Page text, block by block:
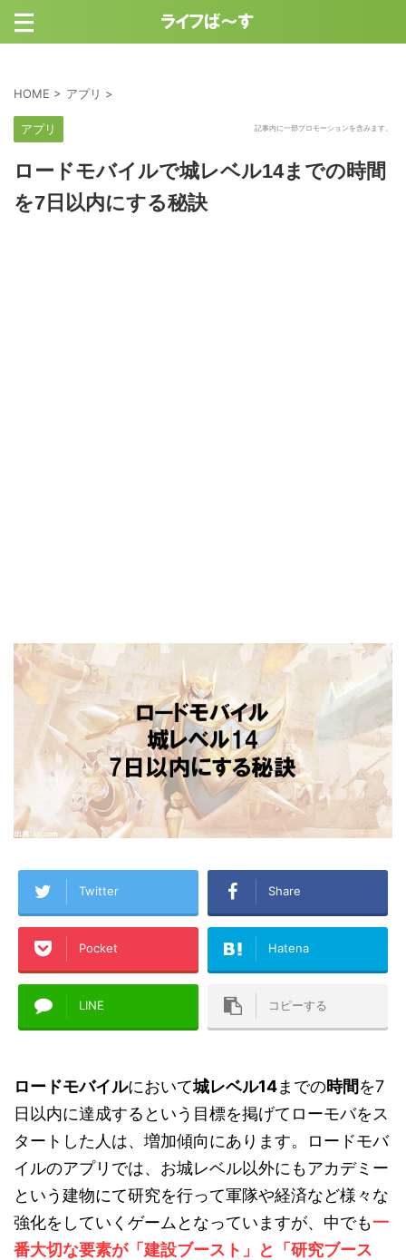
HOME > アプリ >
アプリ 記事内に一部プロモーションを含みます。
ロードモバイルで城レベル14までの時間
を7日以内にする秘訣
Twitter Share
Pocket Hatena
LINE コピーする
ロードモバイルにおいて城レベル14までの時間を7
日以内に達成するという目標を掲げてローモバをス
タートした人は、増加傾向にあります。ロードモバ
イルのアプリでは、お城レベル以外にもアカデミー
という建物にて研究を行って軍隊や経済など様々な
強化をしていくゲームとなっていますが、中でも一
番大切な要素が「建設ブースト」と「研究ブース